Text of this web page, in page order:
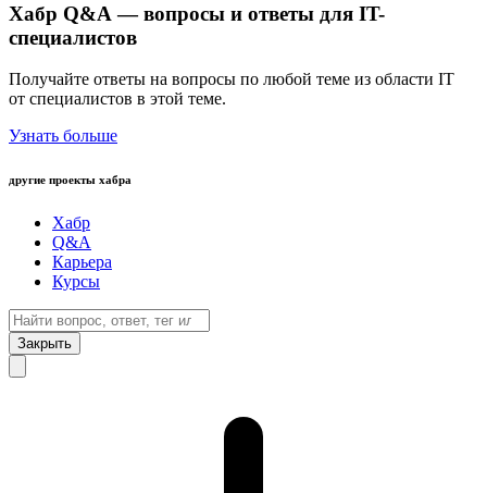
Хабр Q&A — вопросы и ответы для IT-
специалистов
Получайте ответы на вопросы по любой теме из области IT
от специалистов в этой теме.
Узнать больше
другие проекты хабра
Хабр
Q&A
Карьера
Курсы
Закрыть